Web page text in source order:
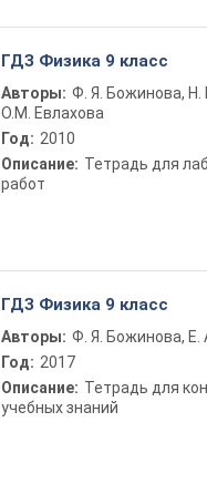
ГДЗ Физика 9 класс
Авторы: Ф. Я. Божинова, Н.
О.М. Евлахова
Год: 2010
Описание: Тетрадь для
работ
ГДЗ Физика 9 класс
Авторы: Ф. Я. Божинова, Е.
Год: 2017
Описание: Тетрадь для
учебных знаний